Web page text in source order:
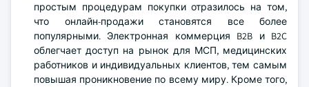
простым процедурам покупки отразилось на том,
что онлайн-продажи становятся все более
популярными. Электронная коммерция B2B и B2C
облегчает доступ на рынок для МСП, медицинских
работников и индивидуальных клиентов, тем самым
повышая проникновение по всему миру. Кроме того,